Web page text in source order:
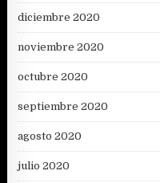
diciembre 2020
noviembre 2020
octubre 2020
septiembre 2020
agosto 2020
julio 2020